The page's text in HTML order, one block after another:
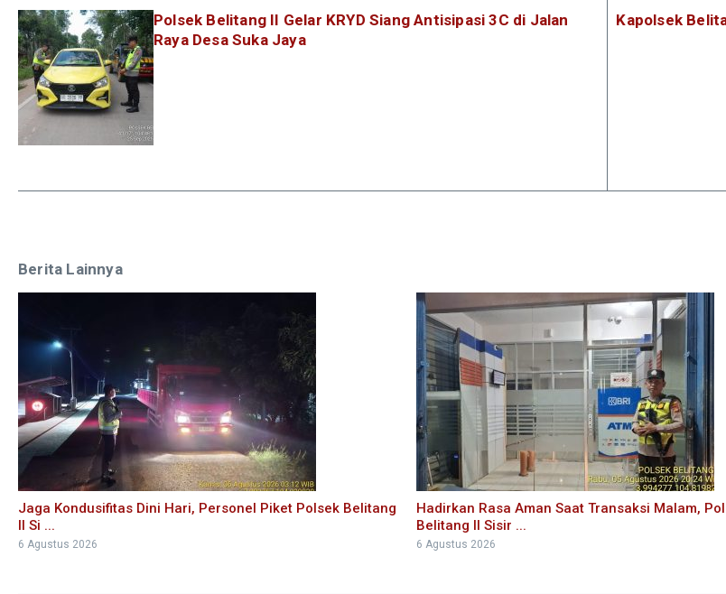
Polsek Belitang II Gelar KRYD Siang Antisipasi 3C di Jalan
Raya Desa Suka Jaya
Kapolsek
Berita Lainnya
Jaga Kondusifitas Dini Hari, Personel Piket Polsek Belitang
II Si ...
6 Agustus 2026
Hadirkan Rasa Aman Saat Transaksi Malam,
Belitang II Sisir ...
6 Agustus 2026